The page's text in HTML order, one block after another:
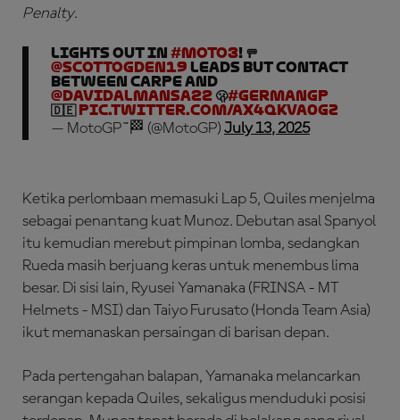
Penalty.
LIGHTS OUT IN #Moto3! 🚥
@ScottOgden19 leads but CONTACT
between Carpe and
@DavidAlmansa22 🫢#GermanGP
🇩🇪pic.twitter.com/Ax4QKVA0Gz
— MotoGP™🏁 (@MotoGP) July 13, 2025
Ketika perlombaan memasuki Lap 5, Quiles menjelma
sebagai penantang kuat Munoz. Debutan asal Spanyol
itu kemudian merebut pimpinan lomba, sedangkan
Rueda masih berjuang keras untuk menembus lima
besar. Di sisi lain, Ryusei Yamanaka (FRINSA - MT
Helmets - MSI) dan Taiyo Furusato (Honda Team Asia)
ikut memanaskan persaingan di barisan depan.
Pada pertengahan balapan, Yamanaka melancarkan
serangan kepada Quiles, sekaligus menduduki posisi